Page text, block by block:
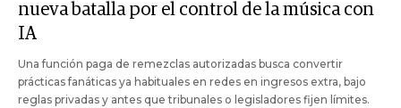
nueva batalla por el control de la música con
IA
Una función paga de remezclas autorizadas busca convertir
prácticas fanáticas ya habituales en redes en ingresos extra, bajo
reglas privadas y antes que tribunales o legisladores fijen límites.